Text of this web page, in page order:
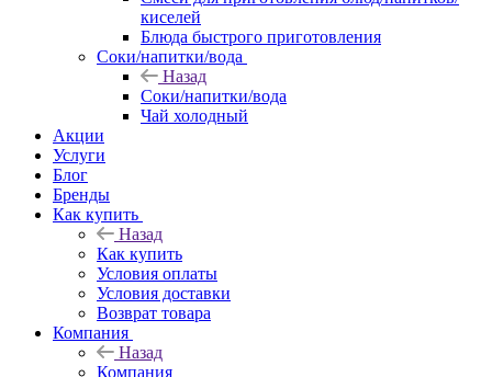
киселей
Блюда быстрого приготовления
Соки/напитки/вода
Назад
Соки/напитки/вода
Чай холодный
Акции
Услуги
Блог
Бренды
Как купить
Назад
Как купить
Условия оплаты
Условия доставки
Возврат товара
Компания
Назад
Компания